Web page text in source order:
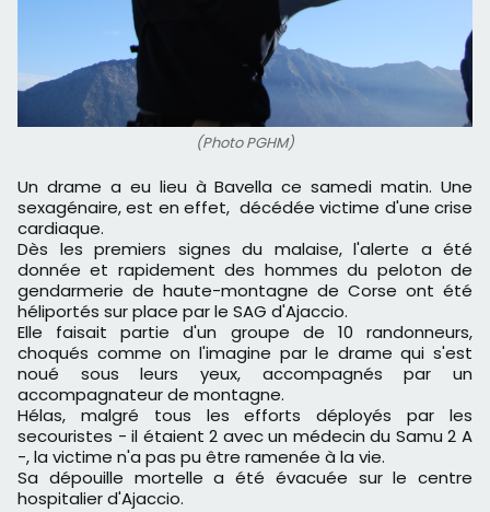
(Photo PGHM)
Un drame a eu lieu à Bavella ce samedi matin. Une
sexagénaire, est en effet, décédée victime d'une crise
cardiaque.
Dès les premiers signes du malaise, l'alerte a été
donnée et rapidement des hommes du peloton de
gendarmerie de haute-montagne de Corse ont été
héliportés sur place par le SAG d'Ajaccio.
Elle faisait partie d'un groupe de 10 randonneurs,
choqués comme on l'imagine par le drame qui s'est
noué sous leurs yeux, accompagnés par un
accompagnateur de montagne.
Hélas, malgré tous les efforts déployés par les
secouristes - il étaient 2 avec un médecin du Samu 2 A
-, la victime n'a pas pu être ramenée à la vie.
Sa dépouille mortelle a été évacuée sur le centre
hospitalier d'Ajaccio.